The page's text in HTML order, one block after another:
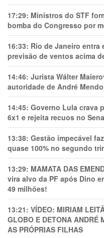
17:29: Ministros do STF
bomba do Congresso por
16:33: Rio de Janeiro entra
previsão de ventos acima
14:46: Jurista Wálter
autoridade de André
14:45: Governo Lula crava
6x1 e rejeita recuos no
13:38: Gestão impecável
quase 100% no segundo
13:29: MAMATA DAS
vira alvo da PF após Dino
49 milhões!
13:21: VÍDEO: MIRIAM
GLOBO E DETONA ANDRÉ
AS PRÓPRIAS FILHAS